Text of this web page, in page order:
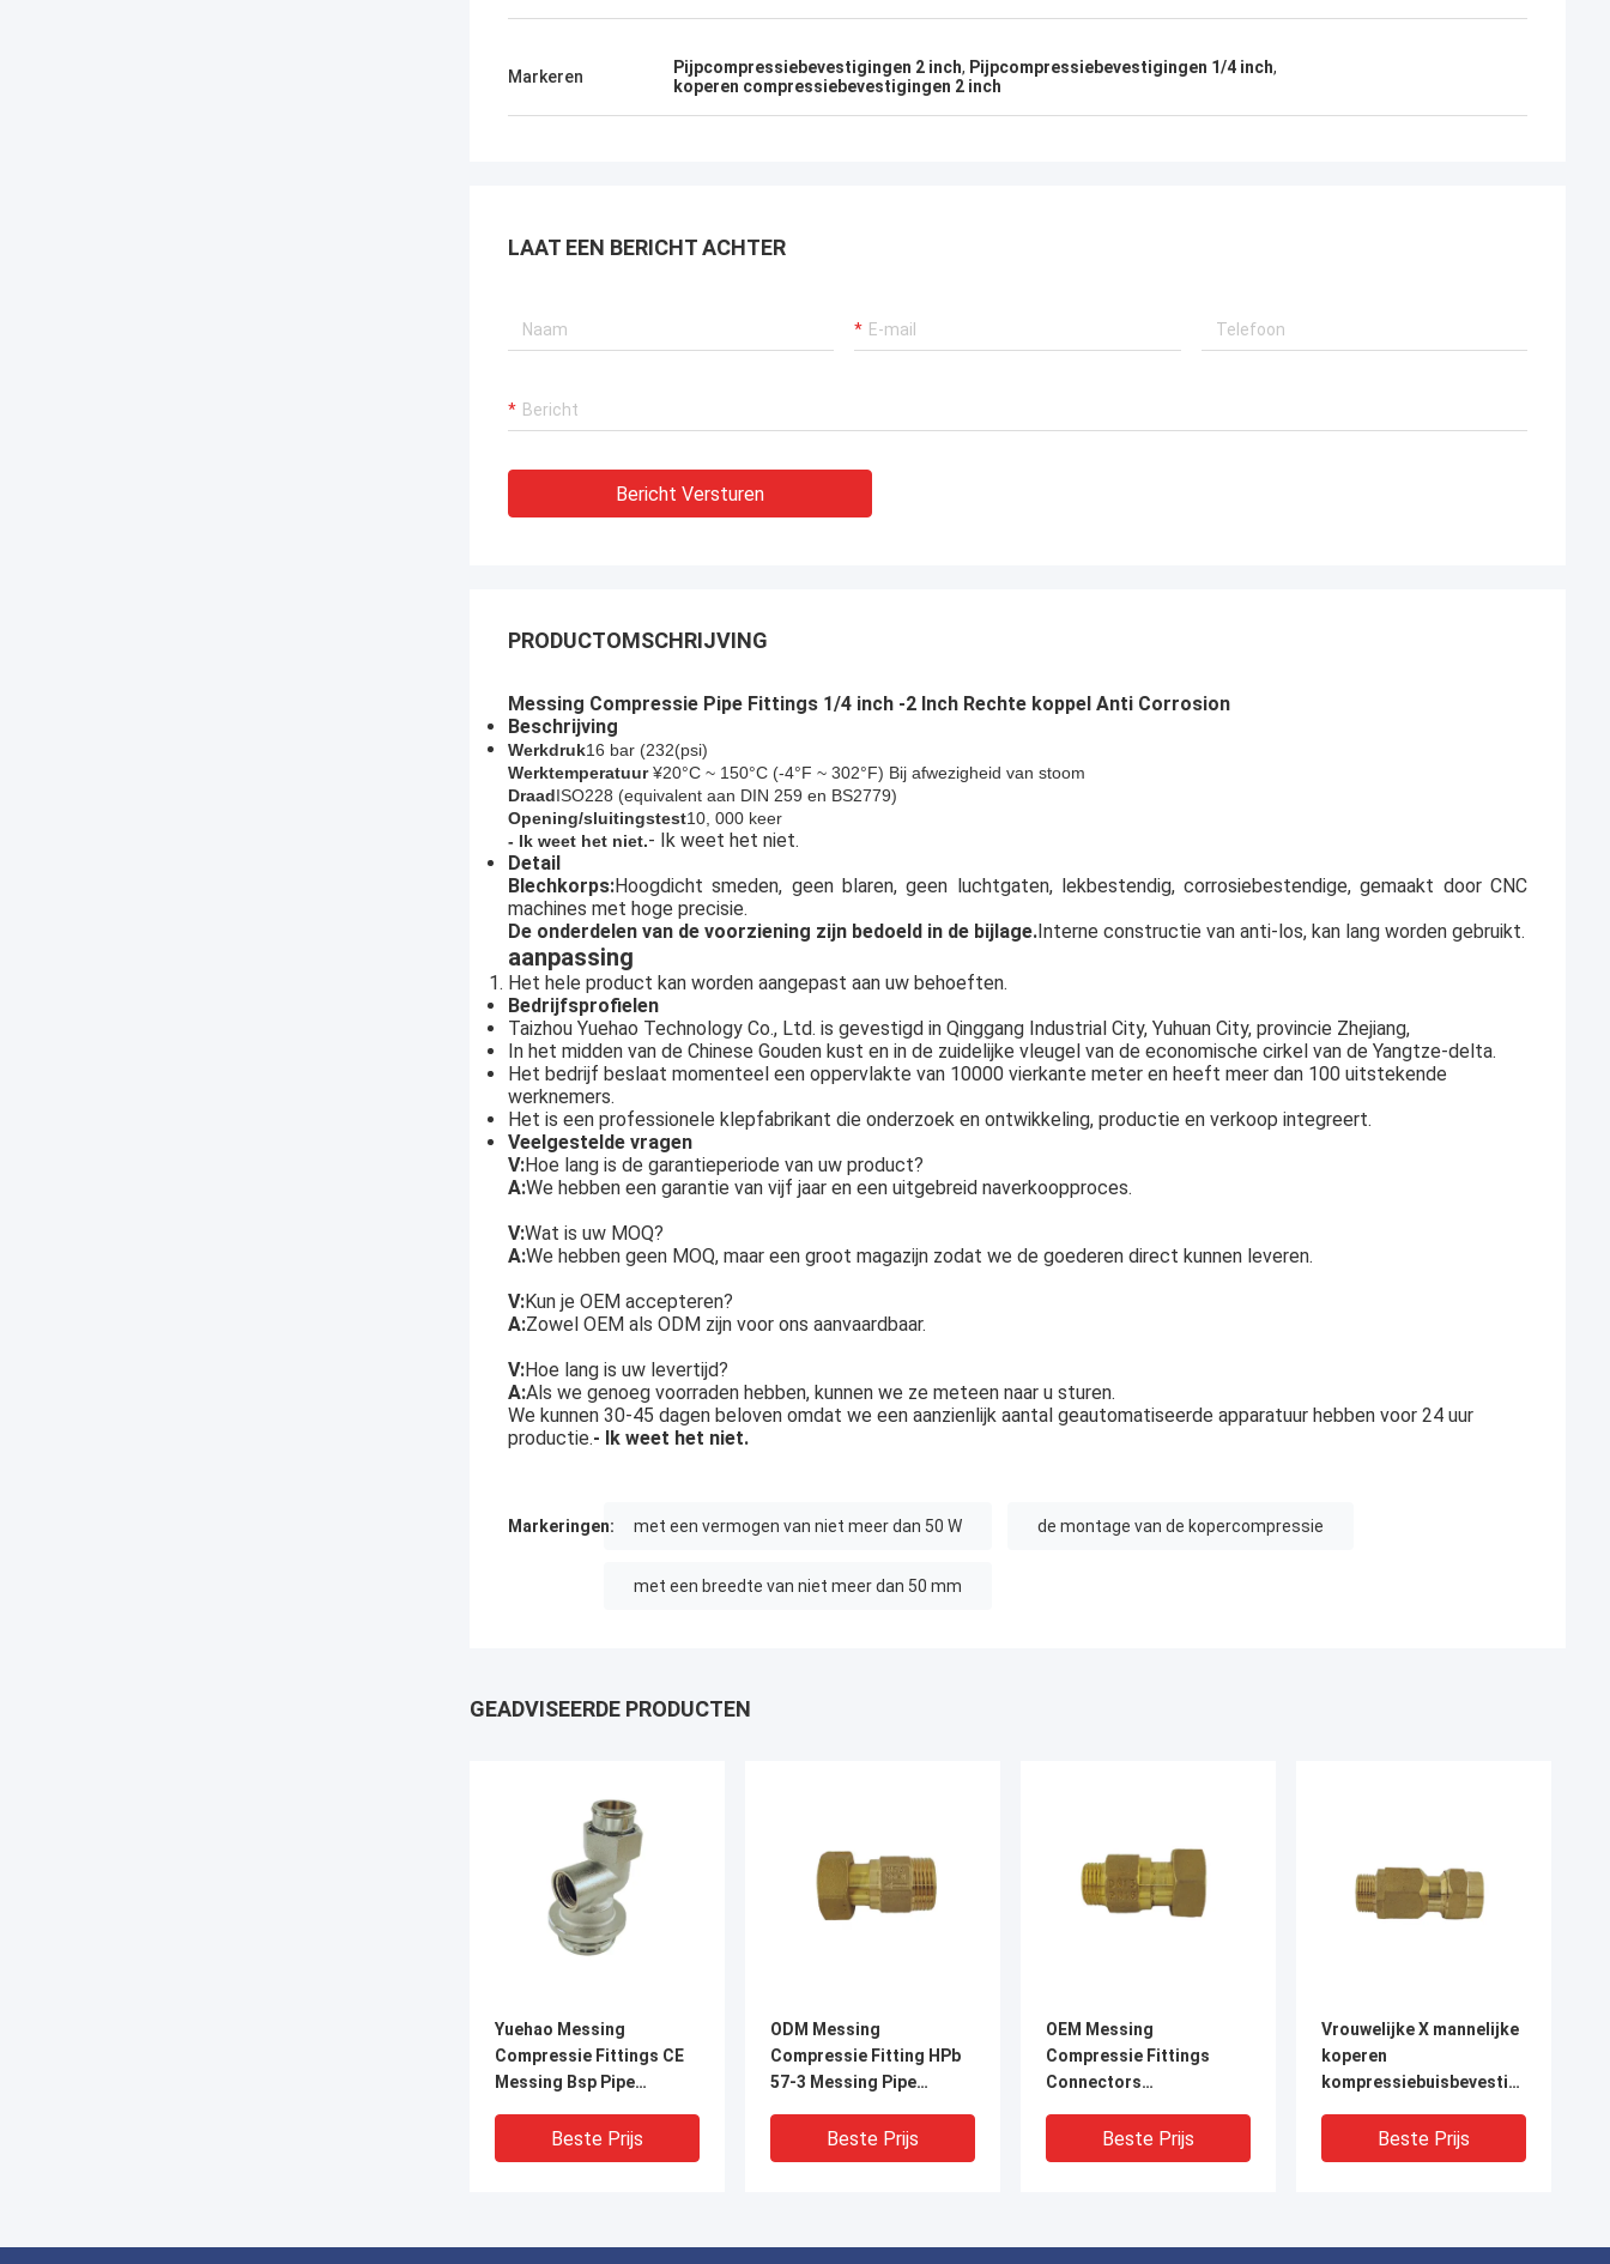
Markeren Pijpcompressiebevestigingen 2 inch, Pijpcompressiebevestigingen 1/4 inch,
koperen compressiebevestigingen 2 inch
LAAT EEN BERICHT ACHTER
Bericht Versturen
PRODUCTOMSCHRIJVING
Messing Compressie Pipe Fittings 1/4 inch -2 Inch Rechte koppel Anti Corrosion
Beschrijving
Werkdruk16 bar (232(psi)
Werktemperatuur ¥20°C ~ 150°C (-4°F ~ 302°F) Bij afwezigheid van stoom
DraadISO228 (equivalent aan DIN 259 en BS2779)
Opening/sluitingstest10, 000 keer
- Ik weet het niet.- Ik weet het niet.
Detail
Blechkorps:Hoogdicht smeden, geen blaren, geen luchtgaten, lekbestendig, corrosiebestendige, gemaakt door CNC
machines met hoge precisie.
De onderdelen van de voorziening zijn bedoeld in de bijlage.Interne constructie van anti-los, kan lang worden gebruikt.
aanpassing
Het hele product kan worden aangepast aan uw behoeften.
Bedrijfsprofielen
Taizhou Yuehao Technology Co., Ltd. is gevestigd in Qinggang Industrial City, Yuhuan City, provincie Zhejiang,
In het midden van de Chinese Gouden kust en in de zuidelijke vleugel van de economische cirkel van de Yangtze-delta.
Het bedrijf beslaat momenteel een oppervlakte van 10000 vierkante meter en heeft meer dan 100 uitstekende
werknemers.
Het is een professionele klepfabrikant die onderzoek en ontwikkeling, productie en verkoop integreert.
Veelgestelde vragen
V:Hoe lang is de garantieperiode van uw product?
A:We hebben een garantie van vijf jaar en een uitgebreid naverkoopproces.
V:Wat is uw MOQ?
A:We hebben geen MOQ, maar een groot magazijn zodat we de goederen direct kunnen leveren.
V:Kun je OEM accepteren?
A:Zowel OEM als ODM zijn voor ons aanvaardbaar.
V:Hoe lang is uw levertijd?
A:Als we genoeg voorraden hebben, kunnen we ze meteen naar u sturen.
We kunnen 30-45 dagen beloven omdat we een aanzienlijk aantal geautomatiseerde apparatuur hebben voor 24 uur
productie.- Ik weet het niet.
Markeringen: met een vermogen van niet meer dan 50 W de montage van de kopercompressie
met een breedte van niet meer dan 50 mm
GEADVISEERDE PRODUCTEN
Yuehao Messing
Compressie Fittings CE
Messing Bsp Pipe
Beste Prijs
ODM Messing
Compressie Fitting HPb
57-3 Messing Pipe
Beste Prijs
OEM Messing
Compressie Fittings
Connectors
Beste Prijs
Vrouwelijke X mannelijke
koperen
kompressiebuisbevestigingen
Beste Prijs